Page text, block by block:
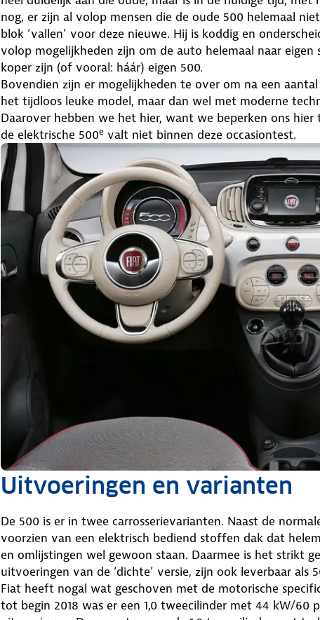
nog, er zijn al volop mensen die de oude 500 helemaal
blok ‘vallen’ voor deze nieuwe. Hij is koddig en
volop mogelijkheden zijn om de auto helemaal naar
koper zijn (of vooral: háár) eigen 500.
Bovendien zijn er mogelijkheden te over om na een
het tijdloos leuke model, maar dan wel met moderne
Daarover hebben we het hier, want we beperken ons
de elektrische 500e valt niet binnen deze occasiontest.
Uitvoeringen en varianten
De 500 is er in twee carrosserievarianten. Naast de
voorzien van een elektrisch bediend stoffen dak dat
en omlijstingen wel gewoon staan. Daarmee is het strikt
uitvoeringen van de ‘dichte’ versie, zijn ook leverbaar als
Fiat heeft nogal wat geschoven met de motorische
tot begin 2018 was er een 1,0 tweecilinder met 44 kW/60